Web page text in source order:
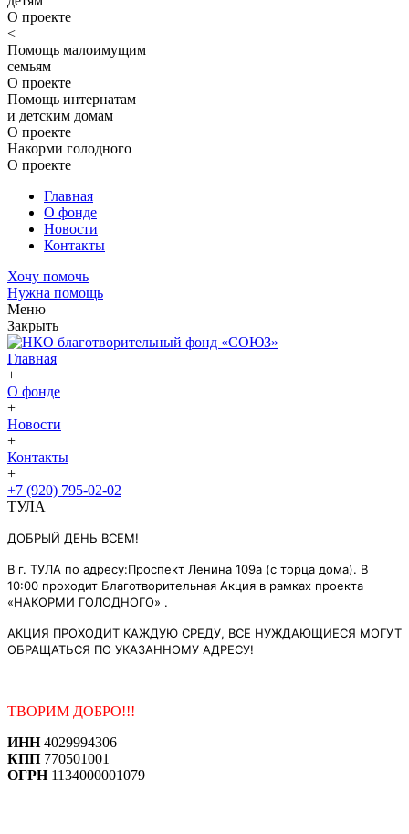
О проекте
<
Помощь малоимущим
семьям
О проекте
Помощь интернатам
и детским домам
О проекте
Накорми голодного
О проекте
Главная
О фонде
Новости
Контакты
Хочу помочь
Нужна помощь
Меню
Закрыть
Главная
+
О фонде
+
Новости
+
Контакты
+
+7 (920) 795-02-02
ТУЛА
ДОБРЫЙ ДЕНЬ ВСЕМ!
В г. ТУЛА по адресу:Проспект Ленина 109а (с торца дома). В
10:00 проходит Благотворительная Акция в рамках проекта
«НАКОРМИ ГОЛОДНОГО» .
АКЦИЯ ПРОХОДИТ КАЖДУЮ СРЕДУ, ВСЕ НУЖДАЮЩИЕСЯ МОГУТ
ОБРАЩАТЬСЯ ПО УКАЗАННОМУ АДРЕСУ!
ТВОРИМ ДОБРО!!!
ИНН4029994306
КПП 770501001
ОГРН1134000001079